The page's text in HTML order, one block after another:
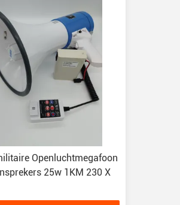
Openluchtmegafoon
25w 1KM 230 X